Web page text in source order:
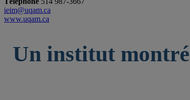
ieim@uqam.ca
www.uqam.ca
Un institut